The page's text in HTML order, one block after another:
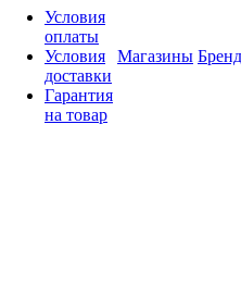
Условия
оплаты
Условия
доставки
Гарантия
на товар
Магазины